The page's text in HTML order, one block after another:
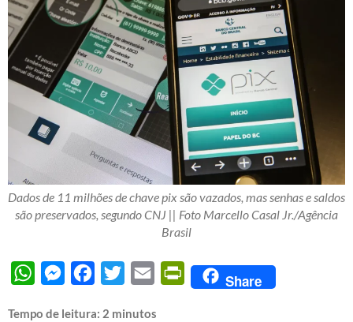
Dados de 11 milhões de chave pix são vazados, mas senhas e saldos
são preservados, segundo CNJ || Foto Marcello Casal Jr./Agência
Brasil
WhatsAppMessengerFacebook
Twitter Email PrintFriendly
Share
Tempo de leitura: 2 minutos